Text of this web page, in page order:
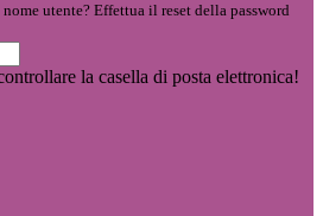
utente? Effettua il reset della password
la casella di posta elettronica!